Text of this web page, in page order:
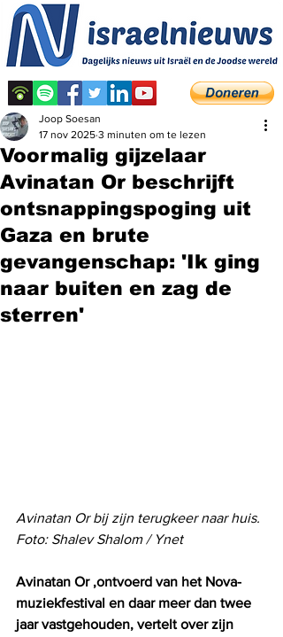
Voormalig gijzelaar
Avinatan Or beschrijft
ontsnappingspoging uit
Gaza en brute
gevangenschap: 'Ik ging
naar buiten en zag de
sterren'
Joop Soesan
17 nov 2025 3 minuten om te lezen
Avinatan Or bij zijn terugkeer naar huis.
Foto: Shalev Shalom / Ynet
Avinatan Or ,ontvoerd van het Nova-
muziekfestival en daar meer dan twee
jaar vastgehouden, vertelt over zijn